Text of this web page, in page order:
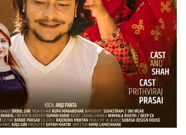
हलमा छैन ‘गौँथली’को टिकट
‘आइतबारको अफिस’ को परिचर्चा सम्पन्न